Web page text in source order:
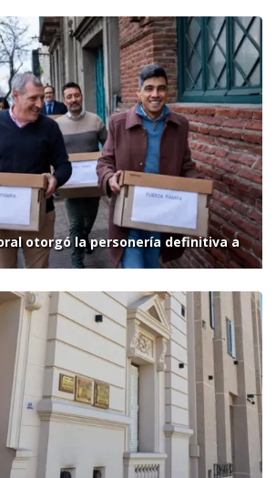
otorgó la personería definitiva a